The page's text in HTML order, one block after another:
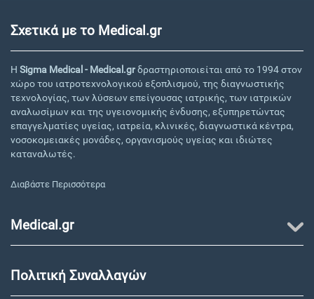
Σχετικά με το Medical.gr
Η Sigma Medical - Medical.grδραστηριοποιείται από το 1994 στον
χώρο του ιατροτεχνολογικού εξοπλισμού, της διαγνωστικής
τεχνολογίας, των λύσεων επείγουσας ιατρικής, των ιατρικών
αναλωσίμων και της υγειονομικής ένδυσης, εξυπηρετώντας
επαγγελματίες υγείας, ιατρεία, κλινικές, διαγνωστικά κέντρα,
νοσοκομειακές μονάδες, οργανισμούς υγείας και ιδιώτες
καταναλωτές.
Διαβάστε Περισσότερα
Medical.gr
Πολιτική Συναλλαγών